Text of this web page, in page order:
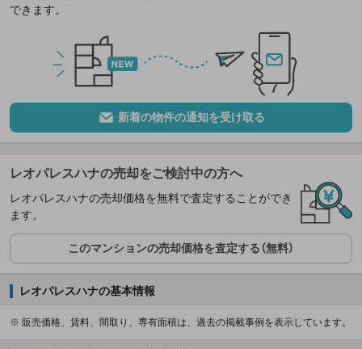
できます。
新着の物件の通知を受け取る
レオパレスハナの売却をご検討中の方へ
レオパレスハナの売却価格を無料で査定することができ
ます。
このマンションの売却価格を査定する（無料）
レオパレスハナの基本情報
※ 販売価格、賃料、間取り、専有面積は、過去の掲載事例を表示しています。